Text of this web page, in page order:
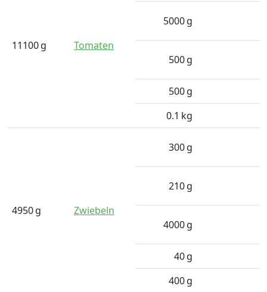
11100g Tomaten
5000g
500g
500g
0.1 kg
4950g Zwiebeln
300g
210g
4000g
40g
400g